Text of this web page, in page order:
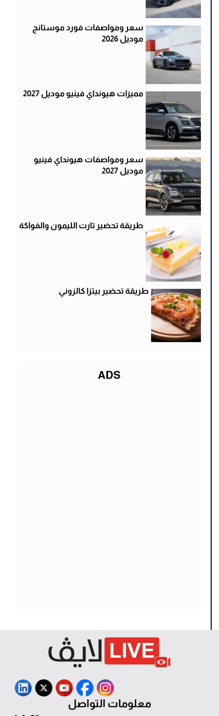
سعر ومواصفات فورد موستانج
موديل 2026
مميزات هيونداي فينيو موديل 2027
سعر ومواصفات هيونداي فينيو
موديل 2027
طريقة تحضير تارت الليمون والفواكة
طريقة تحضير بيتزا كالزوني
ADS
معلومات التواصل